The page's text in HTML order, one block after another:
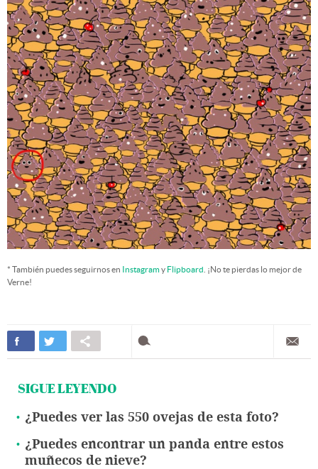
* También puedes seguirnos en Instagramy Flipboard . ¡No te pierdas lo mejor de
Verne!
SIGUE LEYENDO
¿Puedes ver las 550 ovejas de esta foto?
¿Puedes encontrar un panda entre estos
muñecos de nieve?